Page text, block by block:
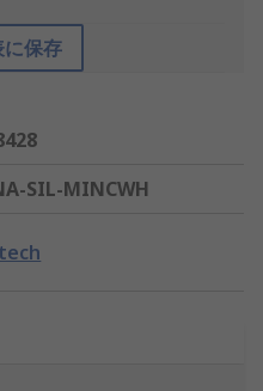
保存
SIL-MINCWH